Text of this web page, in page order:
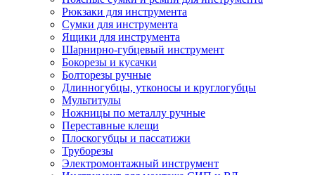
Рюкзаки для инструмента
Сумки для инструмента
Ящики для инструмента
Шарнирно-губцевый инструмент
Бокорезы и кусачки
Болторезы ручные
Длинногубцы, утконосы и круглогубцы
Мультитулы
Ножницы по металлу ручные
Переставные клещи
Плоскогубцы и пассатижи
Труборезы
Электромонтажный инструмент